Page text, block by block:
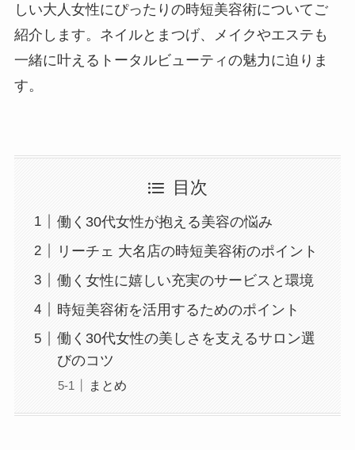
しい大人女性にぴったりの時短美容術についてご
紹介します。ネイルとまつげ、メイクやエステも
一緒に叶えるトータルビューティの魅力に迫りま
す。
目次
働く30代女性が抱える美容の悩み
リーチェ 大名店の時短美容術のポイント
働く女性に嬉しい充実のサービスと環境
時短美容術を活用するためのポイント
働く30代女性の美しさを支えるサロン選
びのコツ
まとめ